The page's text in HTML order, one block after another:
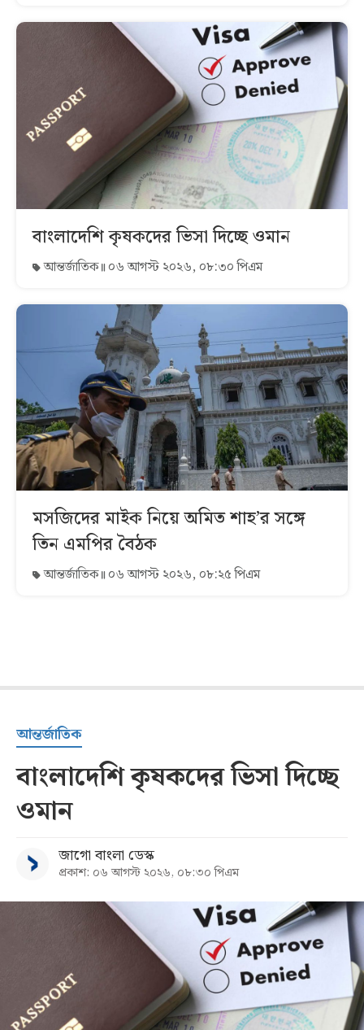
বাংলাদেশি কৃষকদের ভিসা দিচ্ছে ওমান
আন্তর্জাতিক ০৬ আগস্ট ২০২৬, ০৮:৩০ পিএম
মসজিদের মাইক নিয়ে অমিত শাহ’র সঙ্গে
তিন এমপির বৈঠক
আন্তর্জাতিক ০৬ আগস্ট ২০২৬, ০৮:২৫ পিএম
আন্তর্জাতিক
বাংলাদেশি কৃষকদের ভিসা দিচ্ছে
ওমান
জাগো বাংলা ডেস্ক
প্রকাশ: ০৬ আগস্ট ২০২৬, ০৮:৩০ পিএম